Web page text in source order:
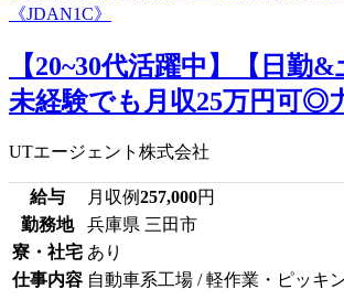
【20~30代活躍中】【日勤&
未経験でも月収25万円可◎
UTエージェント株式会社
給与 月収例257,000円
勤務地
兵庫県 三田市
寮・社宅 あり
仕事内容 自動車系工場 / 軽作業・ピッキ